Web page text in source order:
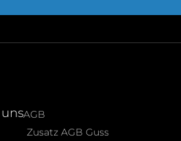
AGB
Zusatz AGB Guss